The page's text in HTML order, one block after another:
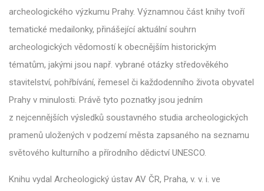
archeologického výzkumu Prahy. Významnou část knihy tvoří
tematické medailonky, přinášející aktuální souhrn
archeologických vědomostí k obecnějším historickým
tématům, jakými jsou např. vybrané otázky středověkého
stavitelství, pohřbívání, řemesel či každodenního života obyvatel
Prahy v minulosti. Právě tyto poznatky jsou jedním
z nejcennějších výsledků soustavného studia archeologických
pramenů uložených v podzemí města zapsaného na seznamu
světového kulturního a přírodního dědictví UNESCO.
Knihu vydal Archeologický ústav AV ČR, Praha, v. v. i. ve